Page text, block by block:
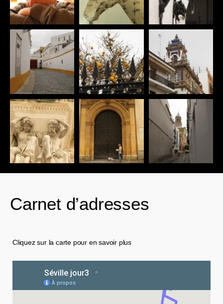
Carnet d’adresses
Cliquez sur la carte pour en savoir plus